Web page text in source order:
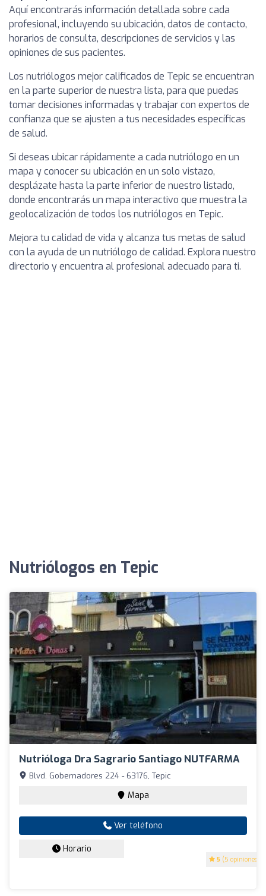
Aquí encontrarás información detallada sobre cada
profesional, incluyendo su ubicación, datos de contacto,
horarios de consulta, descripciones de servicios y las
opiniones de sus pacientes.
Los nutriólogos mejor calificados de Tepic se encuentran
en la parte superior de nuestra lista, para que puedas
tomar decisiones informadas y trabajar con expertos de
confianza que se ajusten a tus necesidades específicas
de salud.
Si deseas ubicar rápidamente a cada nutriólogo en un
mapa y conocer su ubicación en un solo vistazo,
desplázate hasta la parte inferior de nuestro listado,
donde encontrarás un mapa interactivo que muestra la
geolocalización de todos los nutriólogos en Tepic.
Mejora tu calidad de vida y alcanza tus metas de salud
con la ayuda de un nutriólogo de calidad. Explora nuestro
directorio y encuentra al profesional adecuado para ti.
Nutriólogos en Tepic
Nutrióloga Dra Sagrario Santiago NUTFARMA
5 (5 opiniones)
Blvd. Gobernadores 224 - 63176, Tepic
Mapa
Ver teléfono
Horario